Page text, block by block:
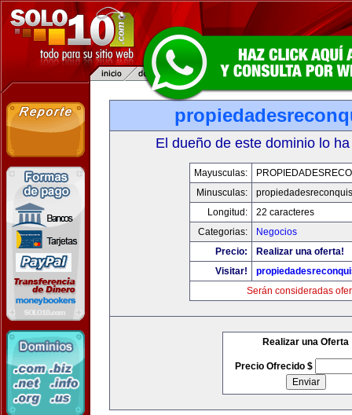
El dueño de este dominio lo
Mayusculas:
Minusculas:
Longitud:
22 caracteres
Categorias:
Negocios
Precio:
Realizar una oferta!
Visitar!
Serán consideradas
Realizar una Oferta
Precio Ofrecido $